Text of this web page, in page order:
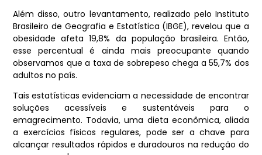
Além disso, outro levantamento, realizado pelo Instituto
Brasileiro de Geografia e Estatística (IBGE), revelou que a
obesidade afeta 19,8% da população brasileira. Então,
esse percentual é ainda mais preocupante quando
observamos que a taxa de sobrepeso chega a 55,7% dos
adultos no país.
Tais estatísticas evidenciam a necessidade de encontrar
soluções acessíveis e sustentáveis para o
emagrecimento. Todavia, uma dieta econômica, aliada
a exercícios físicos regulares, pode ser a chave para
alcançar resultados rápidos e duradouros na redução do